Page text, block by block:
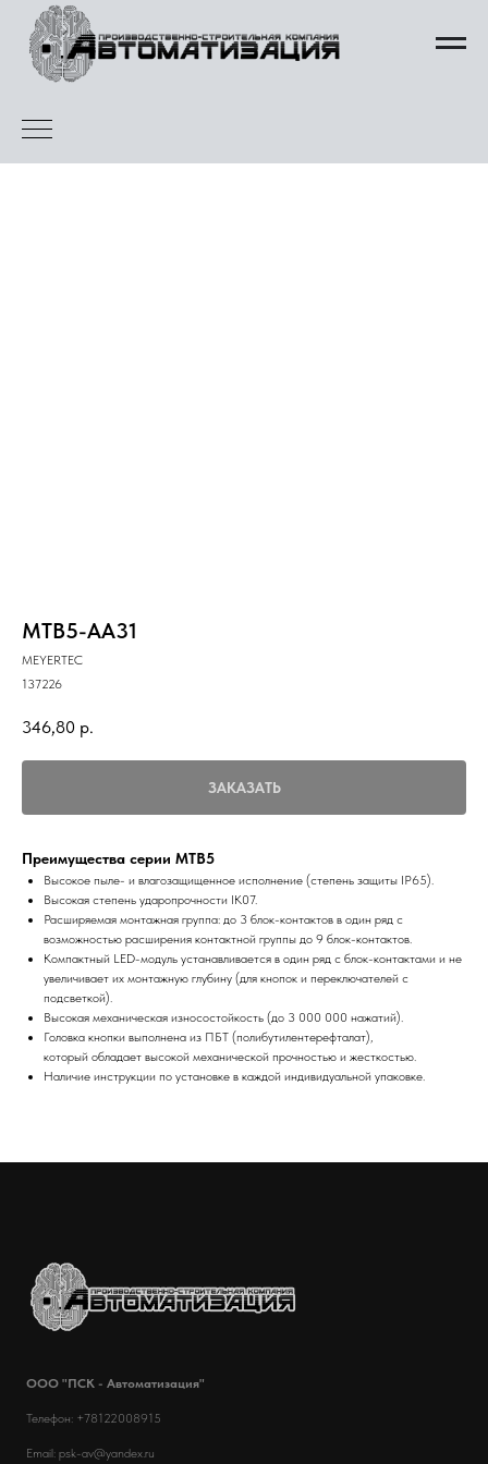
MTB5-AA31
MEYERTEC
137226
346,80 р.
ЗАКАЗАТЬ
Преимущества серии MTB5
Высокое пыле- и влагозащищенное исполнение (степень защиты IP65).
Высокая степень ударопрочности IK07.
Расширяемая монтажная группа: до 3 блок-контактов в один ряд с
возможностью расширения контактной группы до 9 блок-контактов.
Компактный LED-модуль устанавливается в один ряд с блок-контактами и не
увеличивает их монтажную глубину (для кнопок и переключателей с
подсветкой).
Высокая механическая износостойкость (до 3 000 000 нажатий).
Головка кнопки выполнена из ПБТ (полибутилентерефталат),
который обладает высокой механической прочностью и жесткостью.
Наличие инструкции по установке в каждой индивидуальной упаковке.
ООО "ПСК - Автоматизация"
Телефон: +78122008915
Email: psk-av@yandex.ru